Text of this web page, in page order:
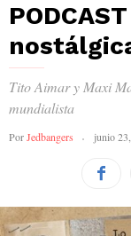
Tito Aimar y Maxi
mundialista
PorJedbangers junio